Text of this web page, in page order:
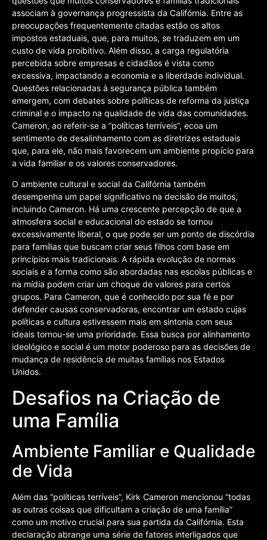
associam à governança progressista da Califórnia. Entre as
preocupações frequentemente citadas estão os altos
impostos estaduais, que, para muitos, se traduzem em um
custo de vida proibitivo. Além disso, a carga regulatória
percebida sobre empresas e cidadãos é vista como
excessiva, impactando a economia e a liberdade individual.
Questões relacionadas à segurança pública também
emergem, com debates sobre políticas de reforma da justiça
criminal e o impacto na qualidade de vida das comunidades.
Cameron, ao referir-se a “políticas terríveis”, ecoa um
sentimento de desalinhamento com as diretrizes estaduais
que, para ele, não mais favorecem um ambiente propício para
a vida familiar e os valores conservadores.
O ambiente cultural e social da Califórnia também
desempenha um papel significativo na decisão de muitos,
incluindo Cameron. Há uma crescente percepção de que a
atmosfera social e educacional do estado se tornou
excessivamente liberal, o que pode ser um ponto de discórdia
para famílias que buscam criar seus filhos com base em
princípios mais tradicionais. A rápida evolução de normas
sociais e a forma como são abordadas nas escolas públicas e
na mídia podem criar um choque de valores para certos
grupos. Para Cameron, que é conhecido por sua fé e por
defender causas conservadoras, encontrar um estado cujas
políticas e cultura estivessem mais em sintonia com seus
ideais tornou-se uma prioridade. Essa busca por alinhamento
ideológico e social é um motor poderoso para as decisões de
mudança de residência de muitas famílias nos Estados
Unidos.
Desafios na Criação de
uma Família
Ambiente Familiar e Qualidade
de Vida
Além das “políticas terríveis”, Kirk Cameron mencionou “todas
as outras coisas que dificultam a criação de uma família”
como um motivo crucial para sua partida da Califórnia. Esta
declaração abrange uma série de fatores interligados que